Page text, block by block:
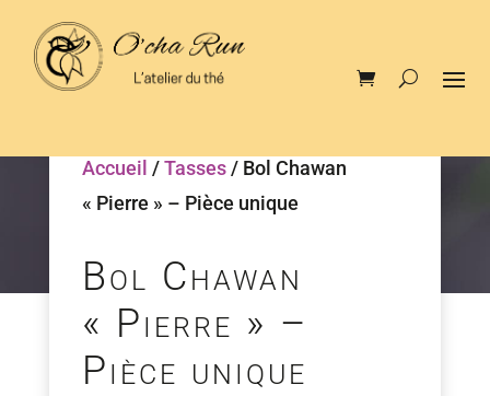
Accueil /Tasses/ Bol Chawan
« Pierre » – Pièce unique
Bol Chawan
« Pierre » –
Pièce unique